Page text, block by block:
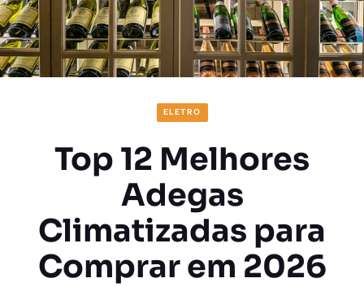
ELETRO
Top 12 Melhores
Adegas
Climatizadas para
Comprar em 2026